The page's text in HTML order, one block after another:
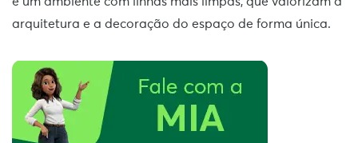
arquitetura e a decoração do espaço de forma única.